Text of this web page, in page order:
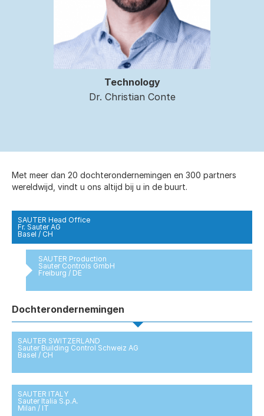
Technology
Dr. Christian Conte
Met meer dan 20 dochterondernemingen en 300 partners
wereldwijd, vindt u ons altijd bij u in de buurt.
SAUTER Head Office
Fr. Sauter AG
Basel / CH
SAUTER Production
Sauter Controls GmbH
Freiburg / DE
Dochterondernemingen
SAUTER SWITZERLAND
Sauter Building Control Schweiz AG
Basel / CH
SAUTER ITALY
Sauter Italia S.p.A.
Milan / IT